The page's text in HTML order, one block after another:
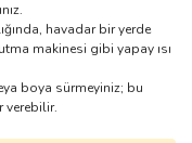
havadar bir yerde
makinesi gibi yapay ısı
boya sürmeyiniz; bu
verebilir.